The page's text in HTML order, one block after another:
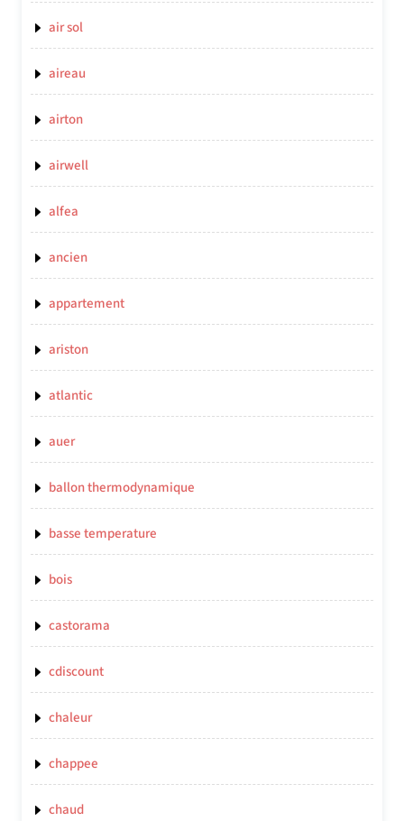
air sol
aireau
airton
airwell
alfea
ancien
appartement
ariston
atlantic
auer
ballon thermodynamique
basse temperature
bois
castorama
cdiscount
chaleur
chappee
chaud